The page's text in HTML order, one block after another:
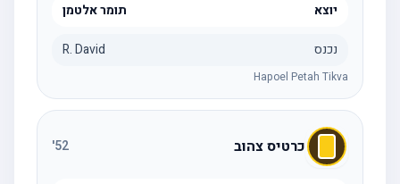
יוצא תומר אלטמן
נכנס R. David
Hapoel Petah Tikva
כרטיס צהוב 52
'